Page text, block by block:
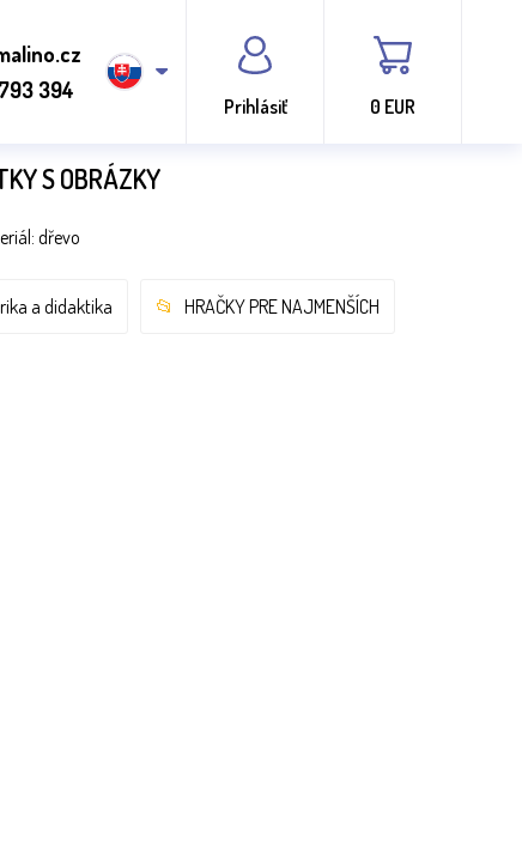
394
Prihlásiť 0 EUR
S OBRÁZKY
dřevo
a didaktika HRAČKY PRE NAJMENŠÍCH